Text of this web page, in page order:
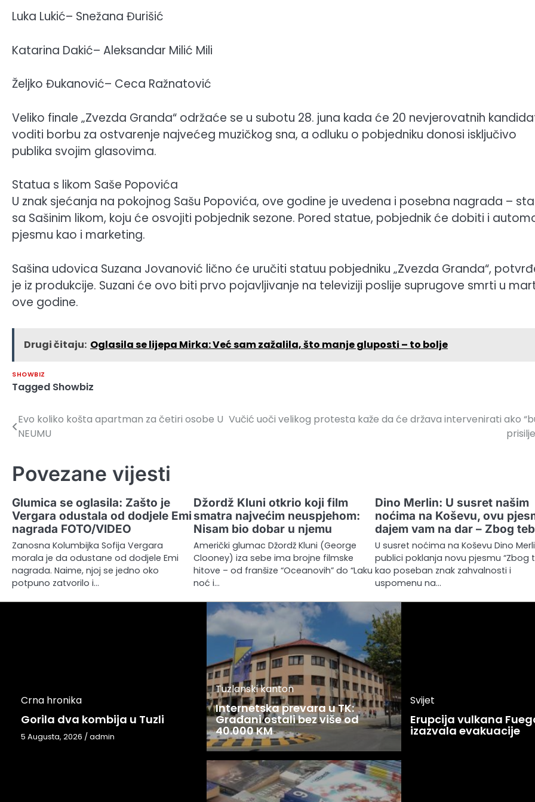
Luka Lukić– Snežana Đurišić
Katarina Dakić– Aleksandar Milić Mili
Željko Đukanović– Ceca Ražnatović
Veliko finale „Zvezda Granda“ održaće se u subotu 28. juna kada će 20 nevjerovatnih
voditi borbu za ostvarenje najvećeg muzičkog sna, a odluku o pobjedniku donosi isključivo
publika svojim glasovima.
Statua s likom Saše Popovića
U znak sjećanja na pokojnog Sašu Popovića, ove godine je uvedena i posebna nagrada –
sa Sašinim likom, koju će osvojiti pobjednik sezone. Pored statue, pobjednik će dobiti i
pjesmu kao i marketing.
Sašina udovica Suzana Jovanović lično će uručiti statuu pobjedniku „Zvezda Granda“,
je iz produkcije. Suzani će ovo biti prvo pojavljivanje na televiziji poslije suprugove smrti u
ove godine.
Drugi čitaju: Oglasila se lijepa Mirka: Već sam zažalila, što manje gluposti – to bolje
SHOWBIZ
Tagged Showbiz
Navigacija
Evo koliko košta apartman za četiri osobe U
NEUMU
Vučić uoči velikog protesta kaže da će država intervenirati ako
Povezane vijesti
Glumica se oglasila: Zašto je
Vergara odustala od dodjele Emi
nagrada FOTO/VIDEO
Zanosna Kolumbijka Sofija Vergara
morala je da odustane od dodjele Emi
nagrada. Naime, njoj se jedno oko
potpuno zatvorilo i…
Džordž Kluni otkrio koji film
smatra najvećim neuspjehom:
Nisam bio dobar u njemu
Američki glumac Džordž Kluni (George
Clooney) iza sebe ima brojne filmske
hitove – od franšize “Oceanovih” do “Laku
noć i…
Dino Merlin: U susret našim
noćima na Koševu, ovu
dajem vam na dar – Zbog
U susret noćima na Koševu Dino
publici poklanja novu pjesmu “Zbog
kao poseban znak zahvalnosti i
uspomenu na…
Crna hronika
Gorila dva kombija u Tuzli
5 Augusta, 2026 /admin
Tuzlanski kanton
Internetska prevara u TK:
Građani ostali bez više od
40.000 KM
Svijet
Erupcija vulkana
izazvala evakuacije